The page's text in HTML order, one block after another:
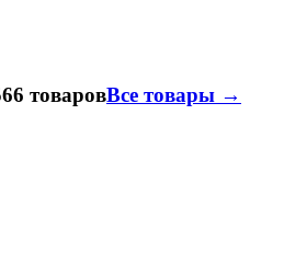
товаровВсе товары →